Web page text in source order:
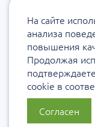
На сайте
анализа
повышения
Продолжая
cookie в
Согласен